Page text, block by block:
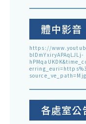
體中影音
https://
blDmYxiryAPAqLJLj-
各處室公